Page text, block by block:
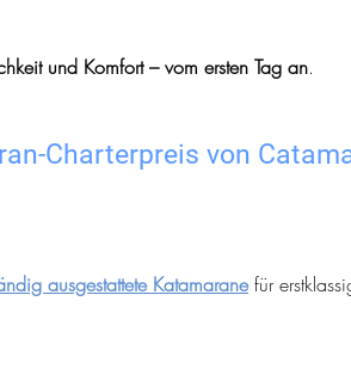
und Komfort – vom ersten Tag an.
Charterpreis von
ausgestattete Katamarane für